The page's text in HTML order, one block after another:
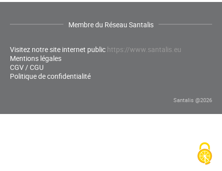
Membre du Réseau Santalis
Visitez notre site internet public https://www.santalis.eu
Mentions légales
CGV / CGU
Politique de confidentialité
Santalis @2026